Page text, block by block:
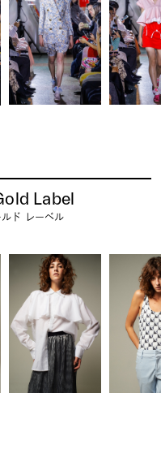
Label
ド レーベル